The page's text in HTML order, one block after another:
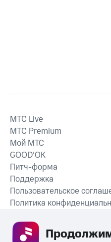
СКАЧАТЬ
MTС Live
MTС Premium
Мой МТС
GOOD’OK
Питч-форма
Поддержка
Пользовательское
Политика